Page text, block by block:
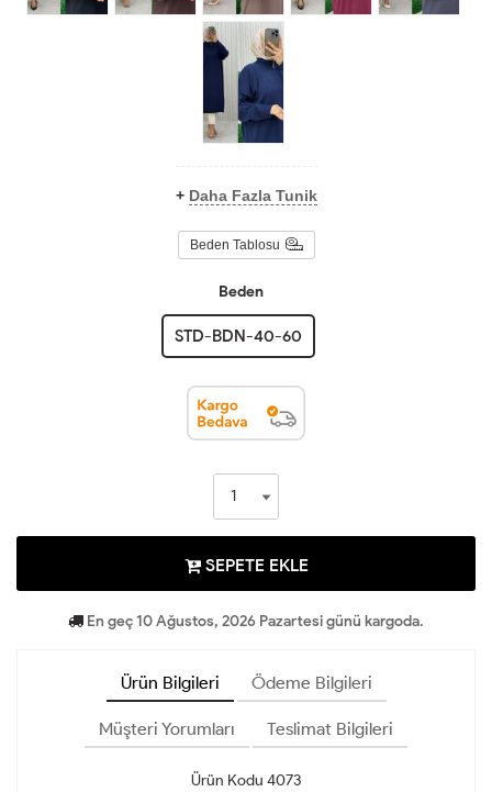
+ Daha Fazla Tunik
Beden Tablosu
Beden
STD-BDN-40-60
SEPETE EKLE
En geç 10 Ağustos, 2026 Pazartesi günü kargoda.
Ürün Bilgileri Ödeme Bilgileri
Müşteri Yorumları Teslimat Bilgileri
Ürün Kodu 4073